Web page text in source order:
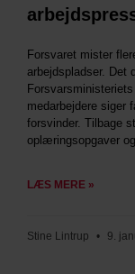
Forsvaret mister
arbejdspladser. Det
medarbejdere siger
forsvinder. Tilbage
oplæringsopgaver
LÆS MERE »
Stine Lintrup 9.